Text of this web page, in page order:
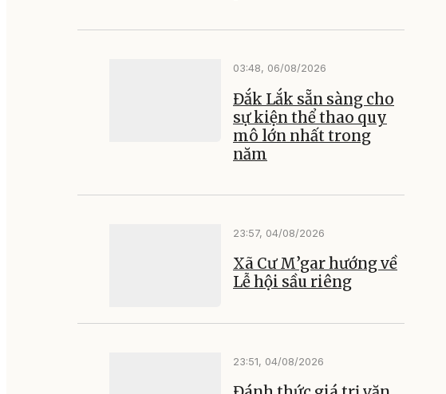
03:48, 06/08/2026
Đắk Lắk sẵn sàng cho
sự kiện thể thao quy
mô lớn nhất trong
năm
23:57, 04/08/2026
Xã Cư M’gar hướng về
Lễ hội sầu riêng
23:51, 04/08/2026